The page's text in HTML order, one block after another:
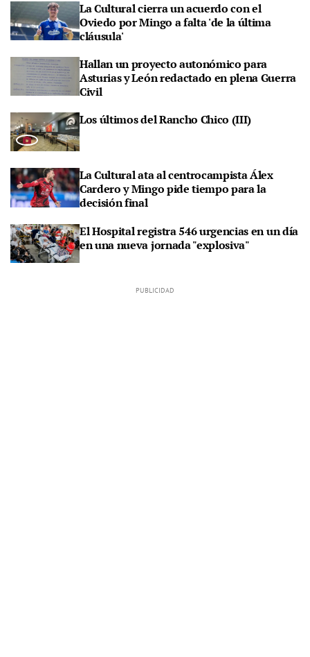
La Cultural cierra un acuerdo con el
Oviedo por Mingo a falta 'de la última
cláusula'
Hallan un proyecto autonómico para
Asturias y León redactado en plena Guerra
Civil
Los últimos del Rancho Chico (III)
La Cultural ata al centrocampista Álex
Cardero y Mingo pide tiempo para la
decisión final
El Hospital registra 546 urgencias en un día
en una nueva jornada "explosiva"